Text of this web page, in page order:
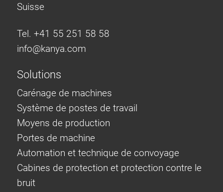
Suisse
Tel. +41 55 251 58 58
info@kanya.com
Solutions
Carénage de machines
Système de postes de travail
Moyens de production
Portes de machine
Automation et technique de convoyage
Cabines de protection et protection contre le
bruit